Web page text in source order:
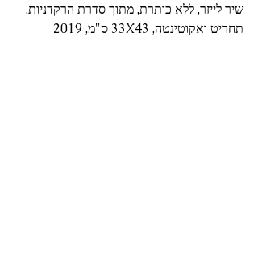
שיר לייזר, ללא כותרת, מתוך סדרת הרקדניות,
תחריט ואקוטינטה, 33X43 ס"מ, 2019